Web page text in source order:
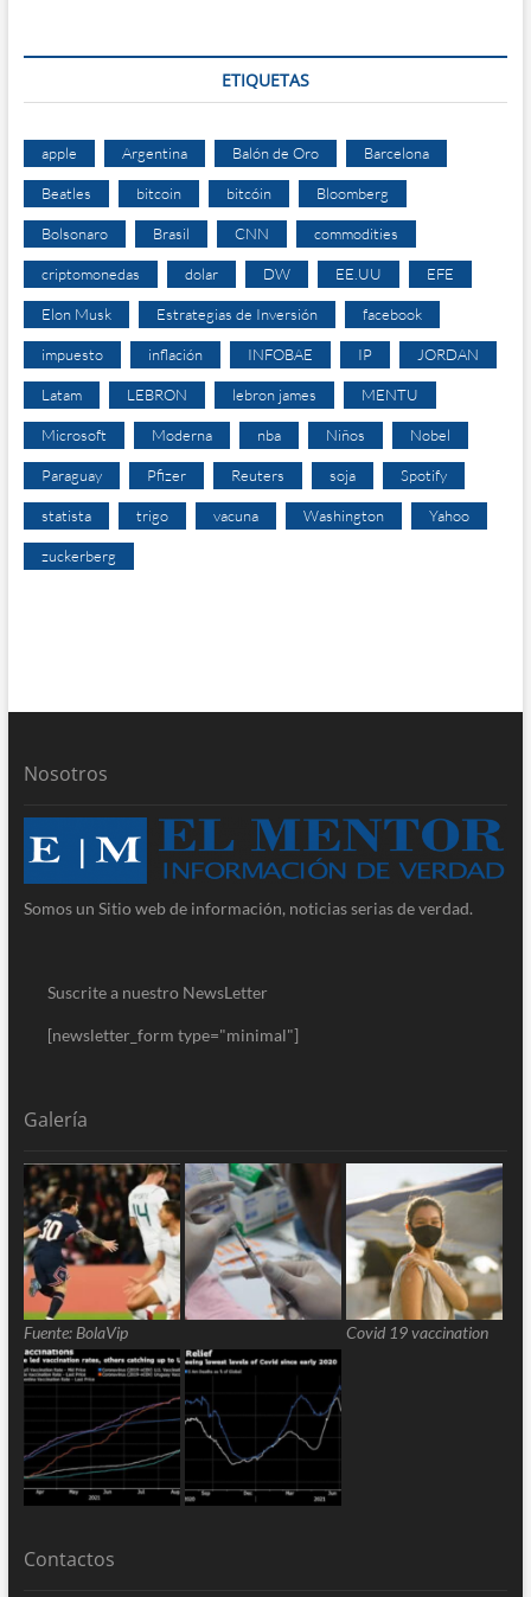
ETIQUETAS
apple Argentina Balón de Oro Barcelona
Beatles bitcoin bitcóin Bloomberg
Bolsonaro Brasil CNN commodities
criptomonedas dolar DW EE.UU EFE
Elon Musk Estrategias de Inversión facebook
impuesto inflación INFOBAE IP JORDAN
Latam LEBRON lebron james MENTU
Microsoft Moderna nba Niños Nobel
Paraguay Pfizer Reuters soja Spotify
statista trigo vacuna Washington Yahoo
zuckerberg
Nosotros
Somos un Sitio web de información, noticias serias de verdad.
Suscrite a nuestro NewsLetter
[newsletter_form type="minimal"]
Galería
Fuente: BolaVip Covid 19 vaccination
Contactos